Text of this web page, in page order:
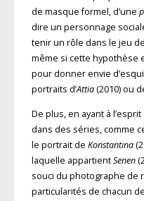
de masque formel, d’une
dire un personnage
tenir un rôle dans le jeu
même si cette hypothèse
pour donner envie
portraits d’Attia(2010) ou
De plus, en ayant à
dans des séries, comme
le portrait de Konstantina
laquelle appartientSenen
souci du photographe de
particularités de chacun